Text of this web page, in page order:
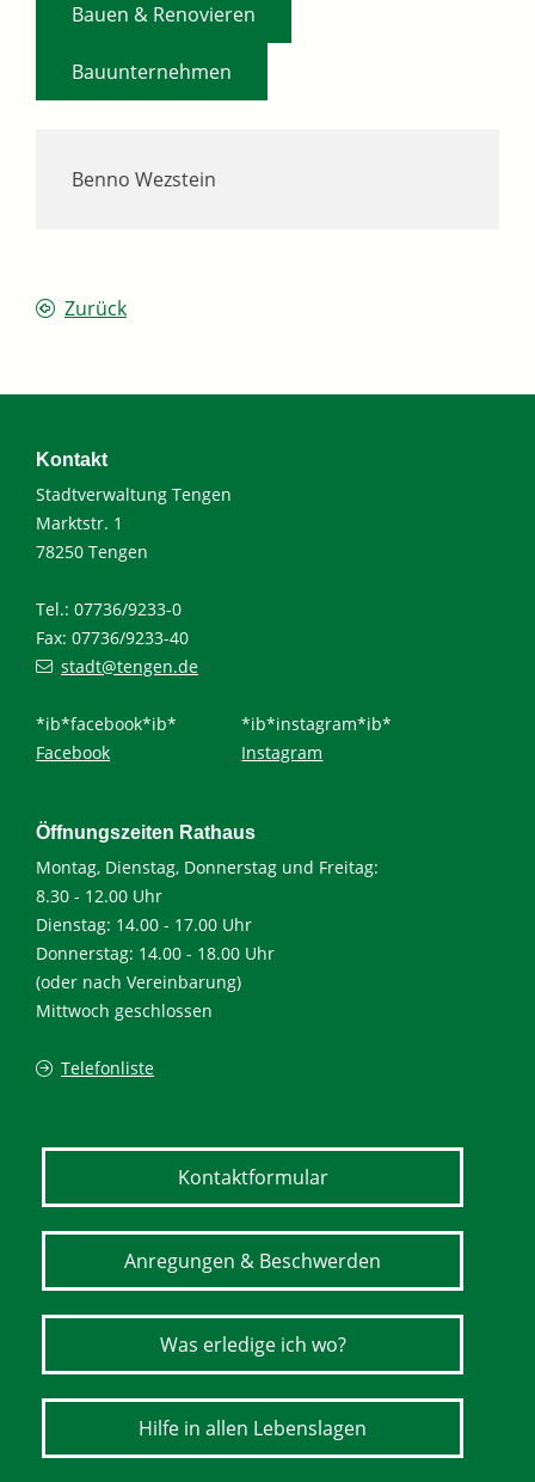
Benno Wezstein
Bauen & Renovieren
Bauunternehmen
Zurück
Kontakt
Stadtverwaltung Tengen
Marktstr. 1
78250 Tengen
Tel.: 07736/9233-0
Fax: 07736/9233-40
stadt@tengen.de
*ib*facebook*ib*
Facebook
*ib*instagram*ib*
Instagram
Öffnungszeiten Rathaus
Montag, Dienstag, Donnerstag und Freitag:
8.30 - 12.00 Uhr
Dienstag: 14.00 - 17.00 Uhr
Donnerstag: 14.00 - 18.00 Uhr
(oder nach Vereinbarung)
Mittwoch geschlossen
Telefonliste
Kontaktformular
Anregungen & Beschwerden
Was erledige ich wo?
Hilfe in allen Lebenslagen